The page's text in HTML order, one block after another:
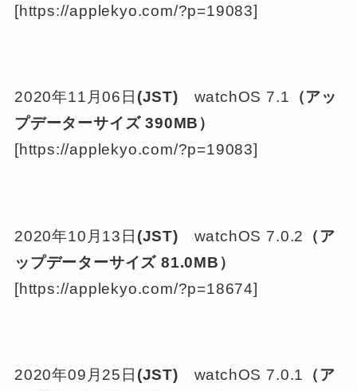
[https://applekyo.com/?p=19083]
2020年11月06日 (JST) watchOS 7.1 （アッ
プデーターサイズ390MB ）
[https://applekyo.com/?p=19083]
2020年10月13日 (JST) watchOS 7.0.2
（ア
ップデーターサイズ 81.0MB ）
[https://applekyo.com/?p=18674]
2020年09月25日 (JST) watchOS 7.0.1
（ア